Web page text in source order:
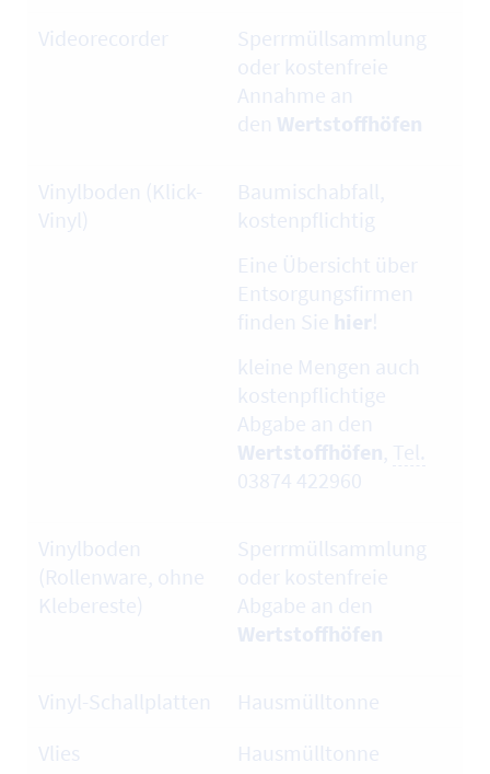
Videorecorder
Sperrmüllsammlung
oder kostenfreie
Annahme an
den Wertstoffhöfen
Vinylboden (Klick-
Vinyl)
Baumischabfall,
kostenpflichtig
Eine Übersicht über
Entsorgungsfirmen
finden Sie hier!
kleine Mengen auch
kostenpflichtige
Abgabe an den
Wertstoffhöfen Tel.
03874 422960
Vinylboden
(Rollenware, ohne
Klebereste)
Sperrmüllsammlung
oder kostenfreie
Abgabe an den
Wertstoffhöfen
Vinyl-Schallplatten
Hausmülltonne
Vlies
Hausmülltonne